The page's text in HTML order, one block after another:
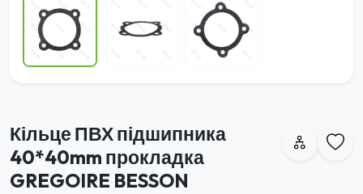
Кільце ПВХ підшипника
40*40mm прокладка
GREGOIRE BESSON